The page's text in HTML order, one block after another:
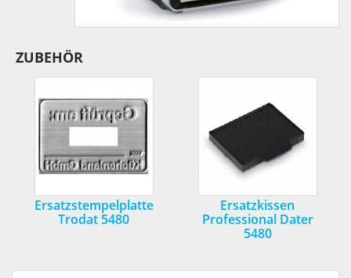
ZUBEHÖR
Ersatzstempelplatte
Trodat 5480
Ersatzkissen
Professional Dater
5480